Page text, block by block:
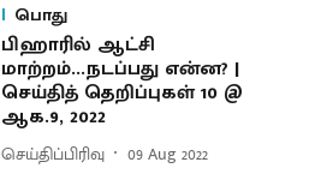
பொது
பிஹாரில் ஆட்சி
மாற்றம்...நடப்பது என்ன? |
செய்தித் தெறிப்புகள் 10 @
ஆக.9, 2022
செய்திப்பிரிவு
09 Aug 2022